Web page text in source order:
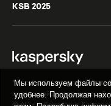
KSB 2025
* Facebook, Instagram,
признанной экстремистской
Мы используем файлы
удобнее. Продолжая